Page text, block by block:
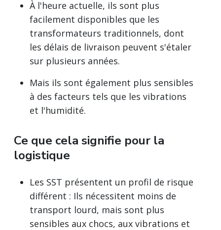
À l'heure actuelle, ils sont plus
facilement disponibles que les
transformateurs traditionnels, dont
les délais de livraison peuvent s'étaler
sur plusieurs années.
Mais ils sont également plus sensibles
à des facteurs tels que les vibrations
et l'humidité.
Ce que cela signifie pour la
logistique
Les SST présentent un profil de risque
différent : Ils nécessitent moins de
transport lourd, mais sont plus
sensibles aux chocs, aux vibrations et